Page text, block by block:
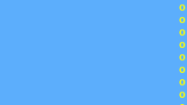
o
o
o
o
o
o
o
o